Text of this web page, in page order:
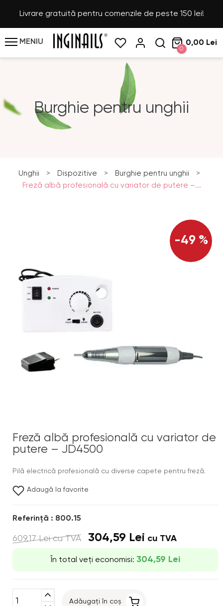
Livrare gratuită pentru comenzile de peste 150 lei!
MENIU
0
0,00 Lei
Burghie pentru unghii
Unghii > Dispozitive > Burghie pentru unghii
>
Freză albă profesională cu variator de putere –...
-49 %
Freză albă profesională cu variator de
putere – JD4500
Pilă electrică profesională cu diverse capete pentru freză.
Adaugă la favorite
Referinţă : 800.15
609,17 Leicu TVA 304,59 Lei cu TVA
În total veți economisi: 304,59 Lei
expand_less
Adăugați în coș